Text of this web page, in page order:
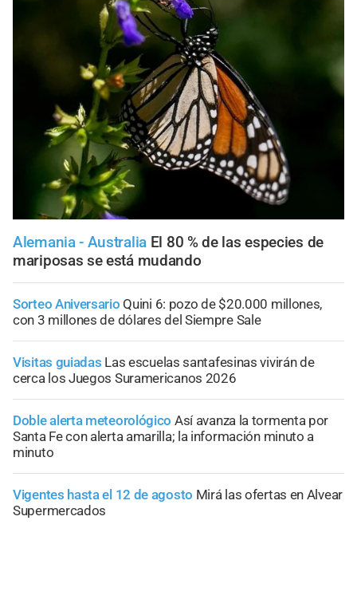
Alemania - Australia El 80 % de las especies de
mariposas se está mudando
Sorteo Aniversario Quini 6: pozo de $20.000 millones,
con 3 millones de dólares del Siempre Sale
Visitas guiadas Las escuelas santafesinas vivirán de
cerca los Juegos Suramericanos 2026
Doble alerta meteorológico Así avanza la tormenta por
Santa Fe con alerta amarilla; la información minuto a
minuto
Vigentes hasta el 12 de agosto Mirá las ofertas en Alvear
Supermercados